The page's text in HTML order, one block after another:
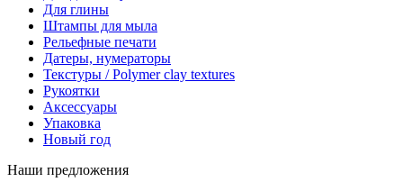
Для глины
Штампы для мыла
Рельефные печати
Датеры, нумераторы
Текстуры / Polymer clay textures
Рукоятки
Аксессуары
Упаковка
Новый год
Наши предложения